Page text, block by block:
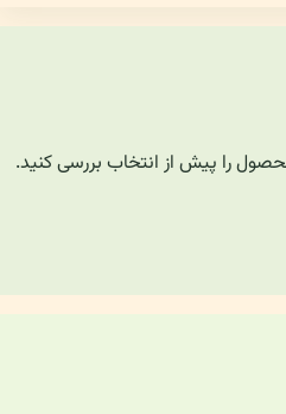
را پیش از انتخاب بررسی کنید.